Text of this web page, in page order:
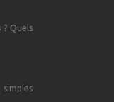
Quels